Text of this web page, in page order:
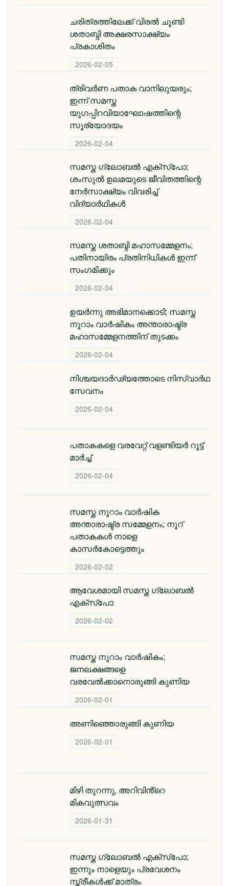
ചരിത്രത്തിലേക്ക് വിരൽ ചൂണ്ടി
ശതാബ്ദി അക്ഷരസാക്ഷ്യം
പ്രകാശിതം
2026-02-05
ത്രിവർണ പതാക വാനിലുയരും;
ഇന്ന് സമസ്ത
യുഗപ്പിറവിയാഘോഷത്തിന്റെ
സൂര്യോദയം
2026-02-04
സമസ്ത ​ഗ്ലോബൽ എക്സ്പോ;
ശംസുൽ ഉലമയുടെ ജീവിതത്തിന്റെ
നേർസാക്ഷ്യം വിവരിച്ച്
വിദ്യാർഥികൾ
2026-02-04
സമസ്ത ശതാബ്ദി മഹാസമ്മേളനം;
പതിനായിരം പ്രതിനിധികൾ ഇന്ന്
സംഗമിക്കും
2026-02-04
ഉയർന്നു അഭിമാനക്കൊടി; സമസ്ത
നൂറാം വാർഷികം അന്താരാഷ്ട്ര
മഹാസമ്മേളനത്തിന് തുടക്കം
2026-02-04
നിശ്ചയദാർഢ്യത്തോടെ നിസ്വാർഥ
സേവനം
2026-02-04
പതാകകളെ വരവേറ്റ് വളണ്ടിയർ റൂട്ട്
മാർച്ച്
2026-02-04
സമസ്ത നൂറാം വാര്‍ഷിക
അന്താരാഷ്ട്ര സമ്മേളനം; നൂറ്
പതാകകള്‍ നാളെ
കാസര്‍കോട്ടെത്തും
2026-02-02
ആവേശമായി സമസ്ത ഗ്ലോബല്‍
എക്‌സ്‌പോ
2026-02-02
സമസ്ത നൂറാം വാര്‍ഷികം;
ജനലക്ഷങ്ങളെ
വരവേല്‍ക്കാനൊരുങ്ങി കുണിയ
2026-02-01
അണിഞ്ഞൊരുങ്ങി കുണിയ
2026-02-01
മിഴി തുറന്നു, അറിവിൻ്റെ
മികവുത്സവം
2026-01-31
സമസ്ത ഗ്ലോബൽ എക്സ്പോ;
ഇന്നും നാളെയും പ്രവേശനം
സ്ത്രീകൾക്ക് മാത്രം